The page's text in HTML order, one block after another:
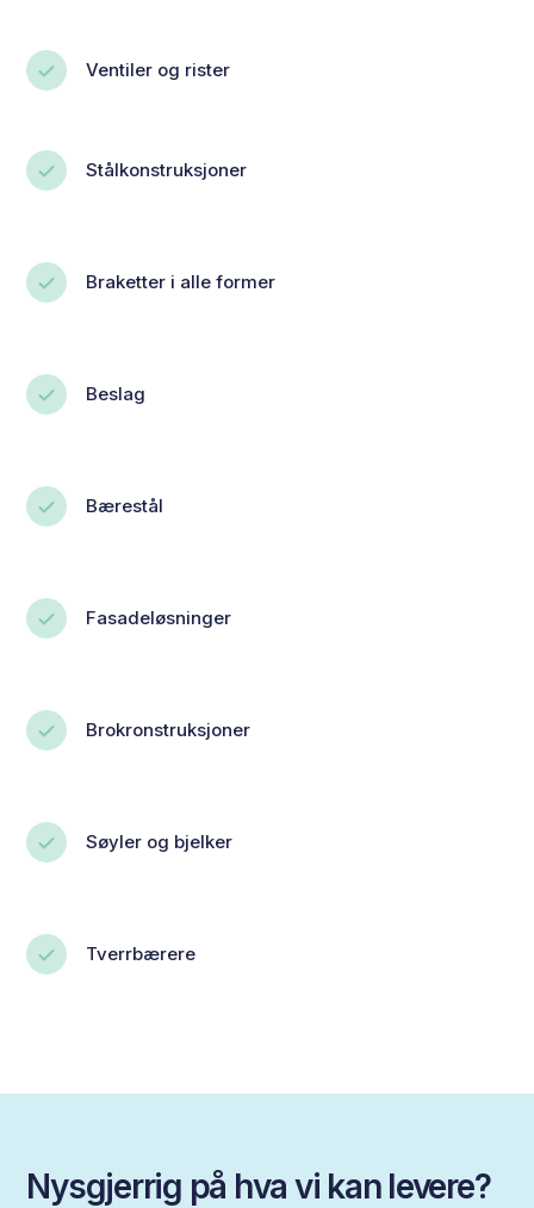
Stålkonstruksjoner
Braketter i alle former
Beslag
Bærestål
Fasadeløsninger
Brokronstruksjoner
Søyler og bjelker
Tverrbærere
Ventiler og rister
Nysgjerrig på hva vi kan levere?